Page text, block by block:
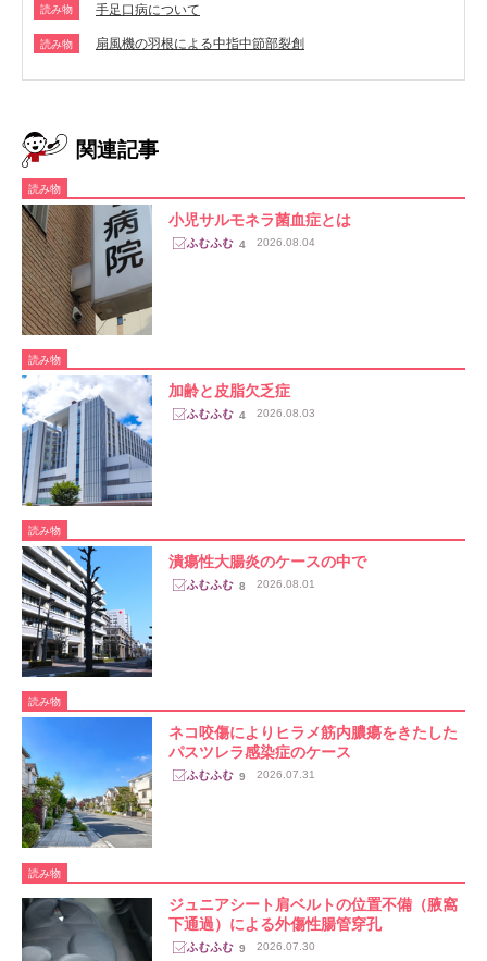
読み物 手足口病について
読み物 扇風機の羽根による中指中節部裂創
関連記事
読み物
小児サルモネラ菌血症とは
4 2026.08.04
読み物
加齢と皮脂欠乏症
4 2026.08.03
読み物
潰瘍性大腸炎のケースの中で
8 2026.08.01
読み物
ネコ咬傷によりヒラメ筋内膿瘍をきたした
パスツレラ感染症のケース
9 2026.07.31
読み物
ジュニアシート肩ベルトの位置不備（腋窩
下通過）による外傷性腸管穿孔
9 2026.07.30